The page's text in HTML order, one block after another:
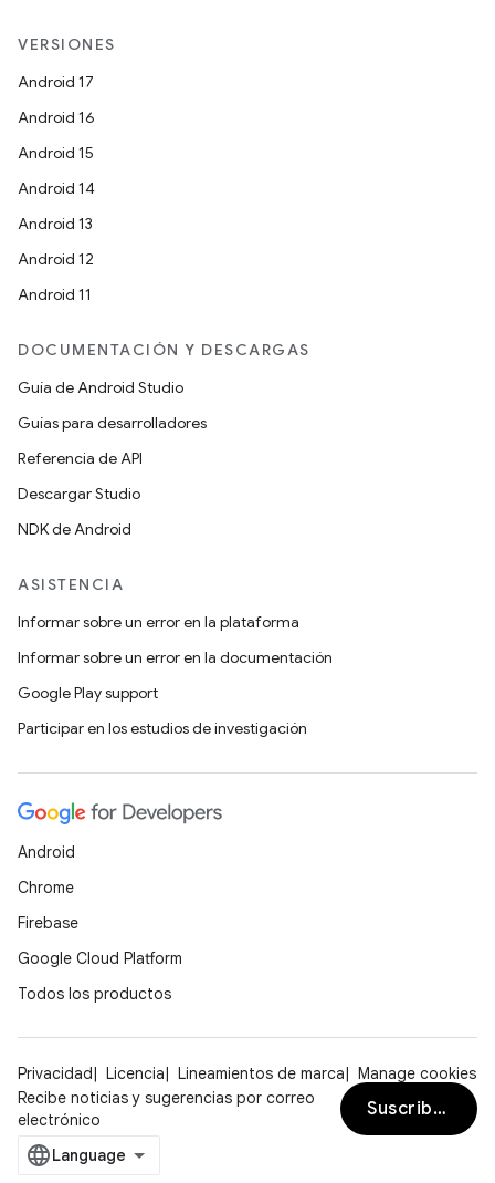
VERSIONES
Android 17
Android 16
Android 15
Android 14
Android 13
Android 12
Android 11
DOCUMENTACIÓN Y DESCARGAS
Guía de Android Studio
Guías para desarrolladores
Referencia de API
Descargar Studio
NDK de Android
ASISTENCIA
Informar sobre un error en la plataforma
Informar sobre un error en la documentación
Google Play support
Participar en los estudios de investigación
Android
Chrome
Firebase
Google Cloud Platform
Todos los productos
Privacidad Licencia Lineamientos de marca
Manage cookies
Recibe noticias y sugerencias por correo
electrónico
Suscribirse